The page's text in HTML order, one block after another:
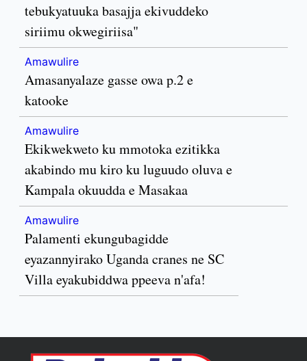
tebukyatuuka basajja ekivuddeko
siriimu okwegiriisa"
Amawulire
Amasanyalaze gasse owa p.2 e
katooke
Amawulire
Ekikwekweto ku mmotoka ezitikka
akabindo mu kiro ku luguudo oluva e
Kampala okuudda e Masakaa
Amawulire
Palamenti ekungubagidde
eyazannyirako Uganda cranes ne SC
Villa eyakubiddwa ppeeva n'afa!